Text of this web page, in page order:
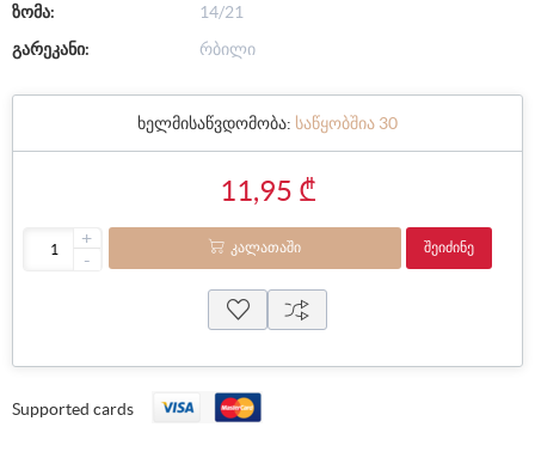
ზომა:
14/21
გარეკანი:
რბილი
ხელმისაწვდომობა: საწყობშია 30
11,95 ₾
+
-
ᲙᲐᲚᲐᲗᲐᲨᲘ ᲨᲔᲘᲫᲘᲜᲔ
Supported cards